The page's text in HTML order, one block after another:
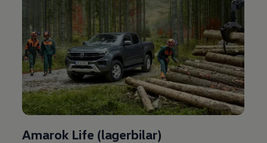
Amarok Life (lagerbilar)